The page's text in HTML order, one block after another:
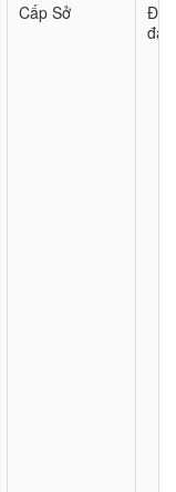
Cấp Sở
Đất
đai